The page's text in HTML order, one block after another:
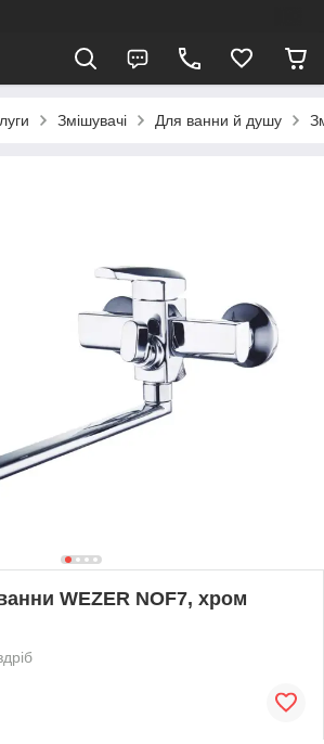
Змішувачі Для ванни й душу
WEZER NOF7, хром